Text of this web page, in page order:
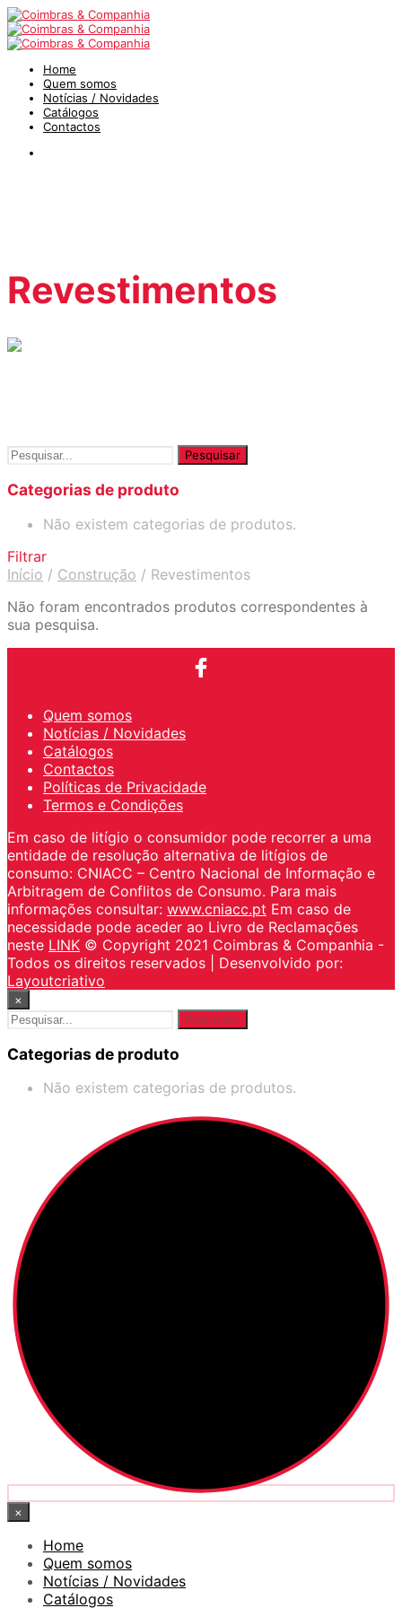
Home
Quem somos
Notícias / Novidades
Catálogos
Contactos
Revestimentos
Pesquisar
Categorias de produto
Não existem categorias de produtos.
Filtrar
Início / Construção / Revestimentos
Não foram encontrados produtos correspondentes à
sua pesquisa.
Quem somos
Notícias / Novidades
Catálogos
Contactos
Políticas de Privacidade
Termos e Condições
Em caso de litígio o consumidor pode recorrer a uma
entidade de resolução alternativa de litígios de
consumo: CNIACC – Centro Nacional de Informação e
Arbitragem de Conflitos de Consumo. Para mais
informações consultar: www.cniacc.pt Em caso de
necessidade pode aceder ao Livro de Reclamações
neste LINK © Copyright 2021 Coimbras & Companhia -
Todos os direitos reservados | Desenvolvido por:
Layoutcriativo
×
Pesquisar
Categorias de produto
Não existem categorias de produtos.
×
Home
Quem somos
Notícias / Novidades
Catálogos